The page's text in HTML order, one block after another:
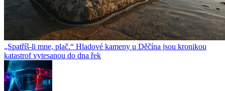
„Spatříš-li mne, plač.“ Hladové kameny u Děčína jsou kronikou
katastrof vytesanou do dna řek